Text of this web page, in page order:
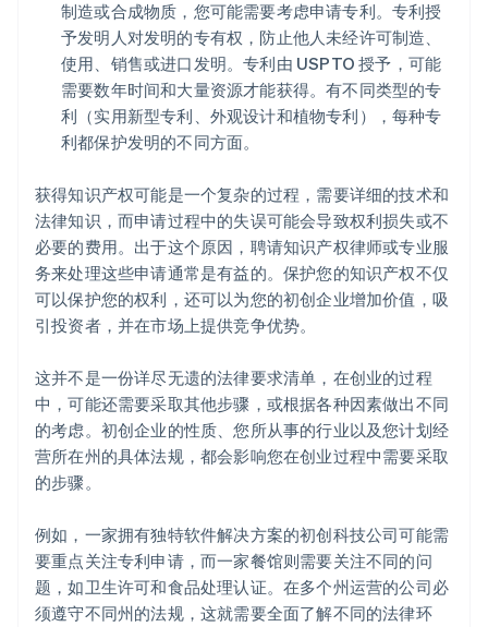
制造或合成物质，您可能需要考虑申请专利。专利授
予发明人对发明的专有权，防止他人未经许可制造、
使用、销售或进口发明。专利由 USPTO 授予，可能
需要数年时间和大量资源才能获得。有不同类型的专
利（实用新型专利、外观设计和植物专利），每种专
利都保护发明的不同方面。
获得知识产权可能是一个复杂的过程，需要详细的技术和
法律知识，而申请过程中的失误可能会导致权利损失或不
必要的费用。出于这个原因，聘请知识产权律师或专业服
务来处理这些申请通常是有益的。保护您的知识产权不仅
可以保护您的权利，还可以为您的初创企业增加价值，吸
引投资者，并在市场上提供竞争优势。
这并不是一份详尽无遗的法律要求清单，在创业的过程
中，可能还需要采取其他步骤，或根据各种因素做出不同
的考虑。初创企业的性质、您所从事的行业以及您计划经
营所在州的具体法规，都会影响您在创业过程中需要采取
的步骤。
例如，一家拥有独特软件解决方案的初创科技公司可能需
要重点关注专利申请，而一家餐馆则需要关注不同的问
题，如卫生许可和食品处理认证。在多个州运营的公司必
须遵守不同州的法规，这就需要全面了解不同的法律环